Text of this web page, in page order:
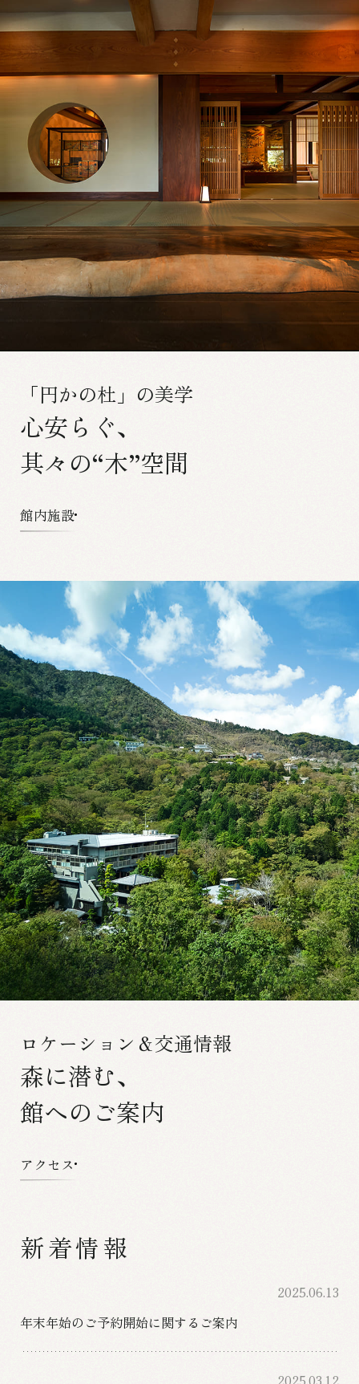
「円かの杜」の美学
心安らぐ、
其々の“木”空間
館内施設
ロケーション＆交通情報
森に潜む、
館へのご案内
アクセス
新着情報
2025.06.13
年末年始のご予約開始に関するご案内
2025.03.12